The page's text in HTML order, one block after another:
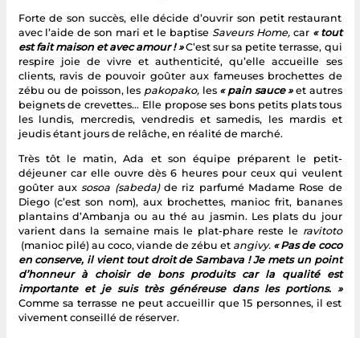
Forte de son succès, elle décide d’ouvrir son petit restaurant
avec l’aide de son mari et le baptise Saveurs Home,car « tout
est fait maison et avec amour ! »C’est sur sa petite terrasse, qui
respire joie de vivre et authenticité, qu’elle accueille ses
clients, ravis de pouvoir goûter aux fameuses brochettes de
zébu ou de poisson, les pakopako,les « pain sauce »et autres
beignets de crevettes… Elle propose ses bons petits plats tous
les lundis, mercredis, vendredis et samedis, les mardis et
jeudis étant jours de relâche, en réalité de marché.
Très tôt le matin, Ada et son équipe préparent le petit-
déjeuner car elle ouvre dès 6 heures pour ceux qui veulent
goûter aux sosoa (sabeda)de riz parfumé Madame Rose de
Diego (c’est son nom), aux brochettes, manioc frit, bananes
plantains d’Ambanja ou au thé au jasmin. Les plats du jour
varient dans la semaine mais le plat-phare reste le ravitoto
(manioc pilé) au coco, viande de zébu et angivy. « Pas de coco
en conserve, il vient tout droit de Sambava ! Je mets un point
d’honneur à choisir de bons produits car la qualité est
importante et je suis très généreuse dans les portions. »
Comme sa terrasse ne peut accueillir que 15 personnes, il est
vivement conseillé de réserver.